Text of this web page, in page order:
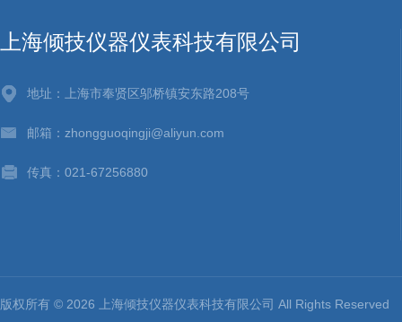
上海倾技仪器仪表科技有限公司
地址：上海市奉贤区邬桥镇安东路208号
邮箱：zhongguoqingji@aliyun.com
传真：021-67256880
版权所有 © 2026 上海倾技仪器仪表科技有限公司 All Rights